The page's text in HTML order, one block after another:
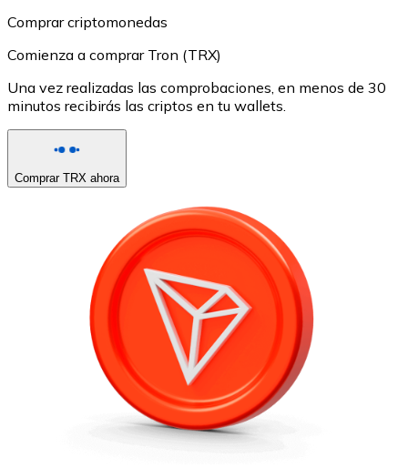
Comprar criptomonedas
Comienza a comprar Tron (TRX)
Una vez realizadas las comprobaciones, en menos de 30
minutos recibirás las criptos en tu wallets.
Comprar TRX ahora